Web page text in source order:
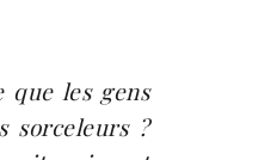
que les gens
sorceleurs ?